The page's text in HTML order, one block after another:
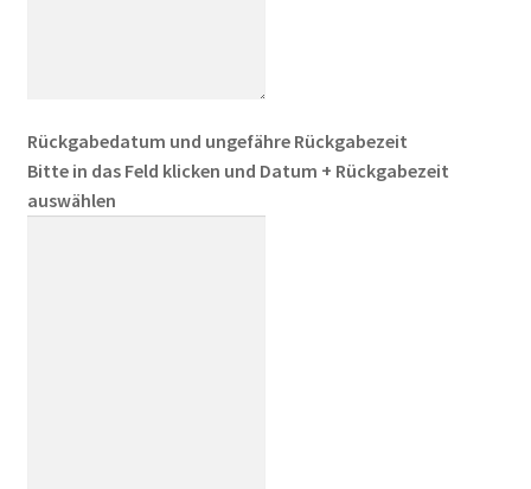
Rückgabedatum und ungefähre Rückgabezeit
Bitte in das Feld klicken und Datum + Rückgabezeit
auswählen